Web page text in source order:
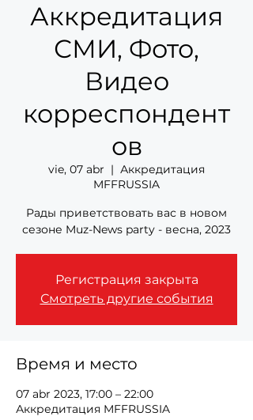
Аккредитация
СМИ, Фото,
Видео
корреспондент
ов
vie, 07 abr
  |
Аккредитация
MFFRUSSIA
Рады приветствовать вас в новом
сезоне Muz-News party - весна, 2023
Регистрация закрыта
Смотреть другие события
Время и место
07 abr 2023, 17:00 – 22:00
Аккредитация MFFRUSSIA